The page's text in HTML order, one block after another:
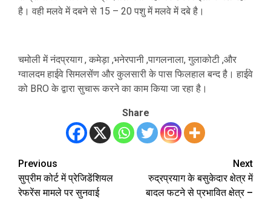
है। वही मलवे में दबने से 15 – 20 पशु में मलवे में दबे है।
चमोली में नंदप्रयाग , कमेड़ा ,भनेरपानी ,पागलनाला, गुलाकोटी ,और
ग्वालदम हाईवे सिमलसेंण और कुलसारी के पास फिलहाल बन्द है। हाईवे
को BRO के द्वारा सुचारू करने का काम किया जा रहा है।
Share
Post
navigation
Previous
सुप्रीम कोर्ट में प्रेजिडेंशियल
रेफरेंस मामले पर सुनवाई
Next
रुद्रप्रयाग के बसुकेदार क्षेत्र में
बादल फटने से प्रभावित क्षेत्र –